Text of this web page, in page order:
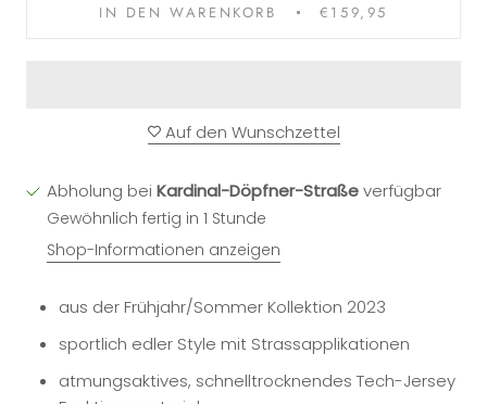
IN DEN WARENKORB €159,95
Auf den Wunschzettel
Abholung bei Kardinal-Döpfner-Straßeverfügbar
Gewöhnlich fertig in 1 Stunde
Shop-Informationen anzeigen
aus der Frühjahr/Sommer Kollektion 2023
sportlich edler Style mit Strassapplikationen
atmungsaktives, schnelltrocknendes Tech-Jersey